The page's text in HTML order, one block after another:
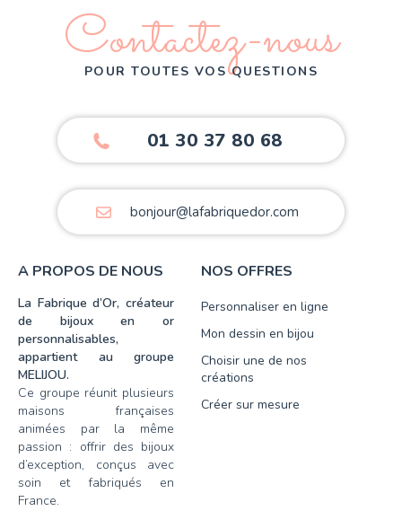
Contactez-nous
POUR TOUTES VOS QUESTIONS
01 30 37 80 68
bonjour@lafabriquedor.com
A PROPOS DE NOUS
La Fabrique d’Or, créateur
de bijoux en or
personnalisables,
appartient au groupe
MELIJOU.
Ce groupe réunit plusieurs
maisons françaises
animées par la même
passion : offrir des bijoux
d’exception, conçus avec
soin et fabriqués en
France.
NOS OFFRES
Personnaliser en ligne
Mon dessin en bijou
Choisir une de nos
créations
Créer sur mesure